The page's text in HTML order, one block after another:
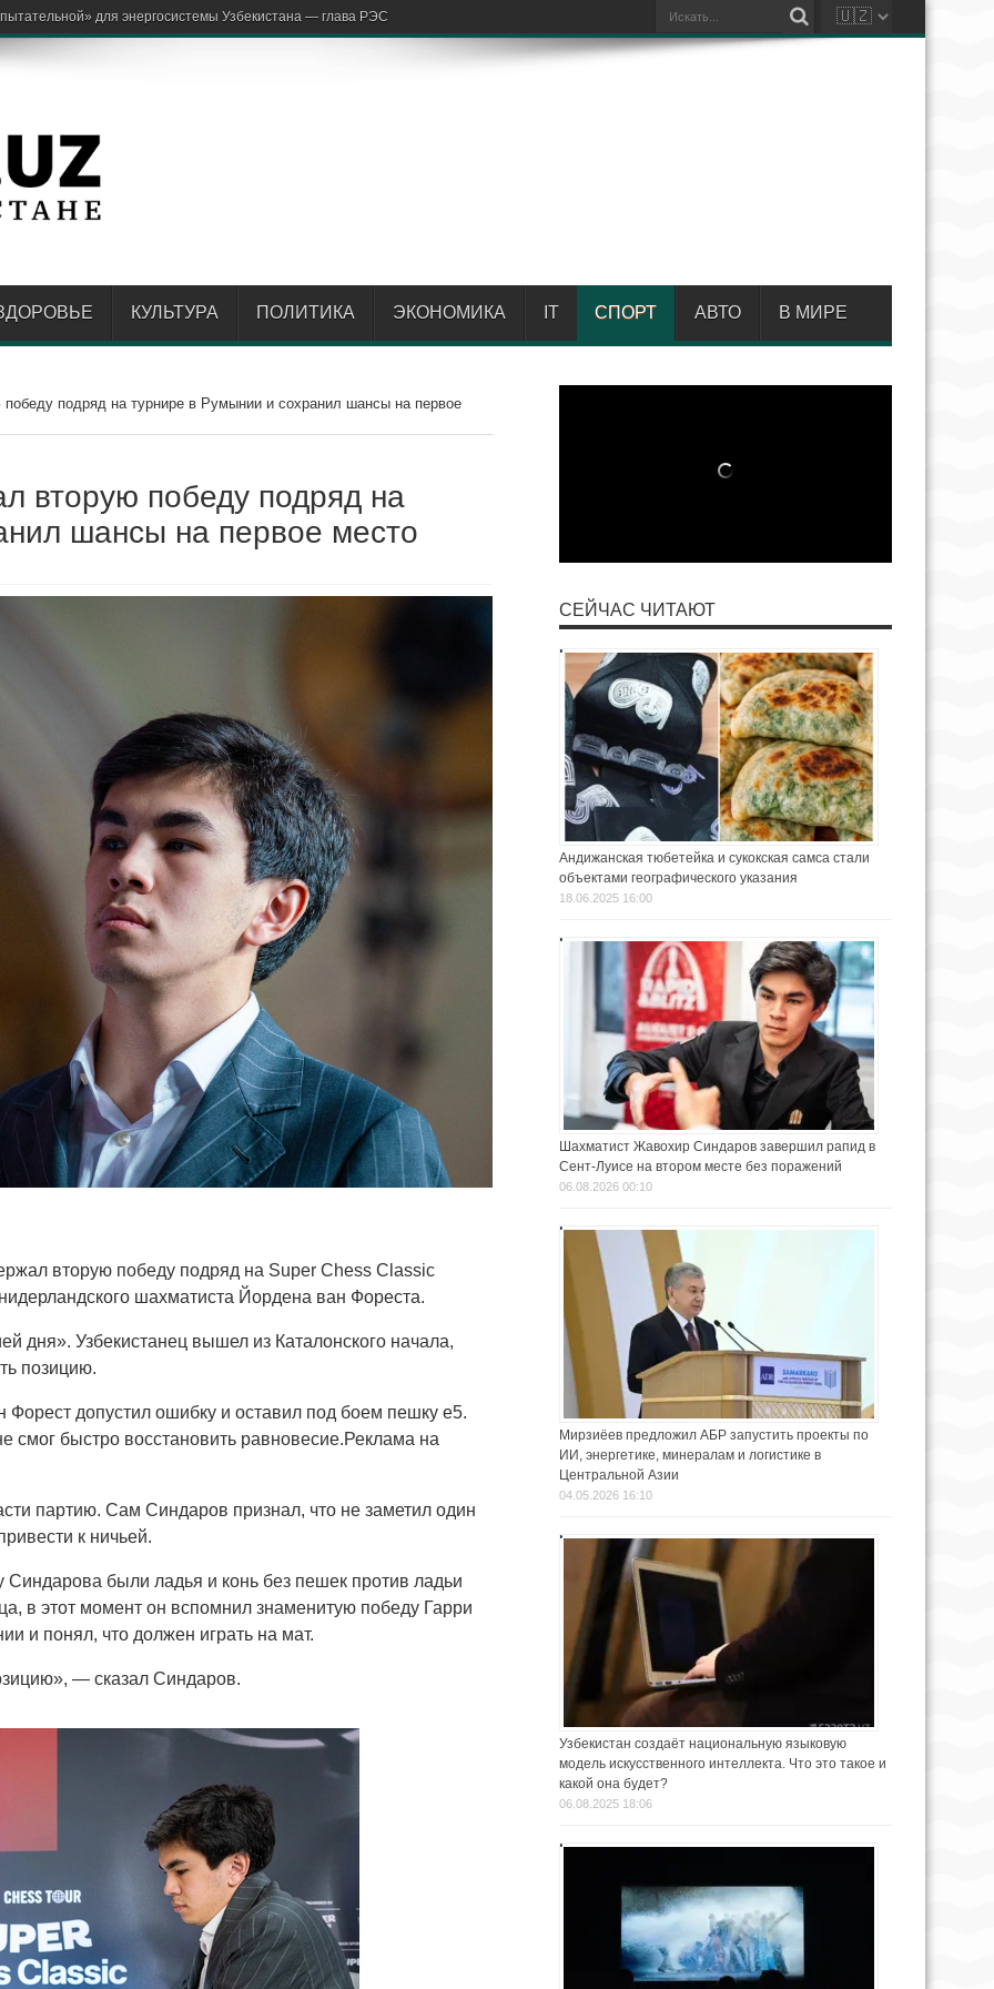
Отах
КУЛЬТУРА ПОЛИТИКА ЭКОНОМИКА IT СПОРТ АВТО В МИРЕ
подряд на турнире в Румынии и сохранил шансы на первое
вторую победу подряд на
шансы на первое место
вторую победу подряд на Super Chess Classic
шахматиста Йордена ван Фореста.
дня». Узбекистанец вышел из Каталонского начала,
позицию.
допустил ошибку и оставил под боем пешку e5.
смог быстро восстановить равновесие.Реклама на
партию. Сам Синдаров признал, что не заметил один
к ничьей.
Синдарова были ладья и конь без пешек против ладьи
в этот момент он вспомнил знаменитую победу Гарри
и понял, что должен играть на мат.
— сказал Синдаров.
СЕЙЧАС ЧИТАЮТ
Андижанская тюбетейка и сукокская самса стали
объектами географического указания
18.06.2025 16:00
Шахматист Жавохир Синдаров завершил рапид в
Сент-Луисе на втором месте без поражений
06.08.2026 00:10
Мирзиёев предложил АБР запустить проекты по
ИИ, энергетике, минералам и логистике в
Центральной Азии
04.05.2026 16:10
Узбекистан создаёт национальную языковую
модель искусственного интеллекта. Что это такое и
какой она будет?
06.08.2025 18:06